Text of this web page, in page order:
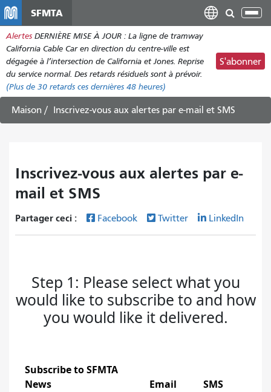
contenu
principal
SFMTA
Alertes DERNIÈRE MISE À JOUR : La ligne de tramway
California Cable Car en direction du centre-ville est
dégagée à l’intersection de California et Jones. Reprise
du service normal. Des retards résiduels sont à prévoir.
(Plus de 30 retards ces dernières 48 heures)
S'abonner
Maison Inscrivez-vous aux alertes par e-mail et SMS
Inscrivez-vous aux alertes par e-
mail et SMS
Partager ceci : Facebook Twitter LinkedIn